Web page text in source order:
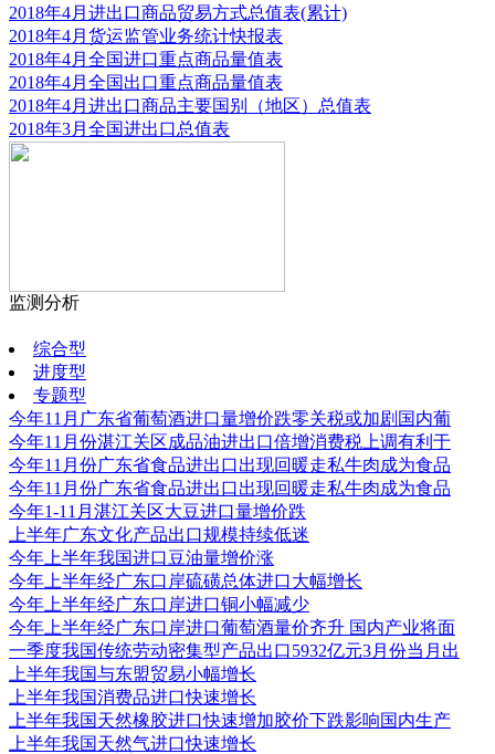
2018年4月进出口商品贸易方式总值表(累计)
2018年4月货运监管业务统计快报表
2018年4月全国进口重点商品量值表
2018年4月全国出口重点商品量值表
2018年4月进出口商品主要国别（地区）总值表
2018年3月全国进出口总值表
监测分析
综合型
进度型
专题型
今年11月广东省葡萄酒进口量增价跌零关税或加剧国内葡
今年11月份湛江关区成品油进出口倍增消费税上调有利于
今年11月份广东省食品进出口出现回暖走私牛肉成为食品
今年11月份广东省食品进出口出现回暖走私牛肉成为食品
今年1-11月湛江关区大豆进口量增价跌
上半年广东文化产品出口规模持续低迷
今年上半年我国进口豆油量增价涨
今年上半年经广东口岸硫磺总体进口大幅增长
今年上半年经广东口岸进口铜小幅减少
今年上半年经广东口岸进口葡萄酒量价齐升 国内产业将面
一季度我国传统劳动密集型产品出口5932亿元3月份当月出
上半年我国与东盟贸易小幅增长
上半年我国消费品进口快速增长
上半年我国天然橡胶进口快速增加胶价下跌影响国内生产
上半年我国天然气进口快速增长